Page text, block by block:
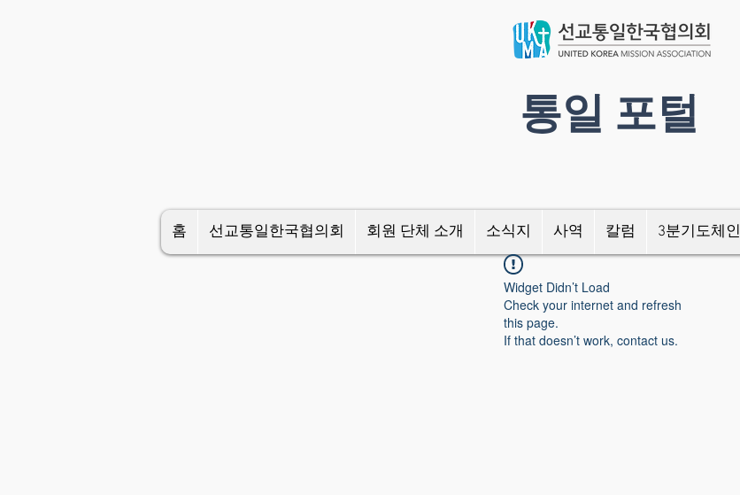
​통일 포털
홈 선교통일한국협의회 회원 단체 소개 소식지 사역 칼럼 3분기도체인
Widget Didn’t Load
Check your internet and refresh
this page.
If that doesn’t work, contact us.